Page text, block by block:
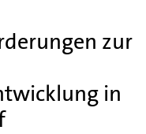
zur
in